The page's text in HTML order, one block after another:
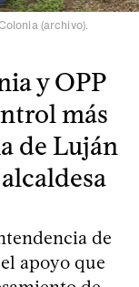
(archivo).
y OPP
más
de Luján
de
apoyo que